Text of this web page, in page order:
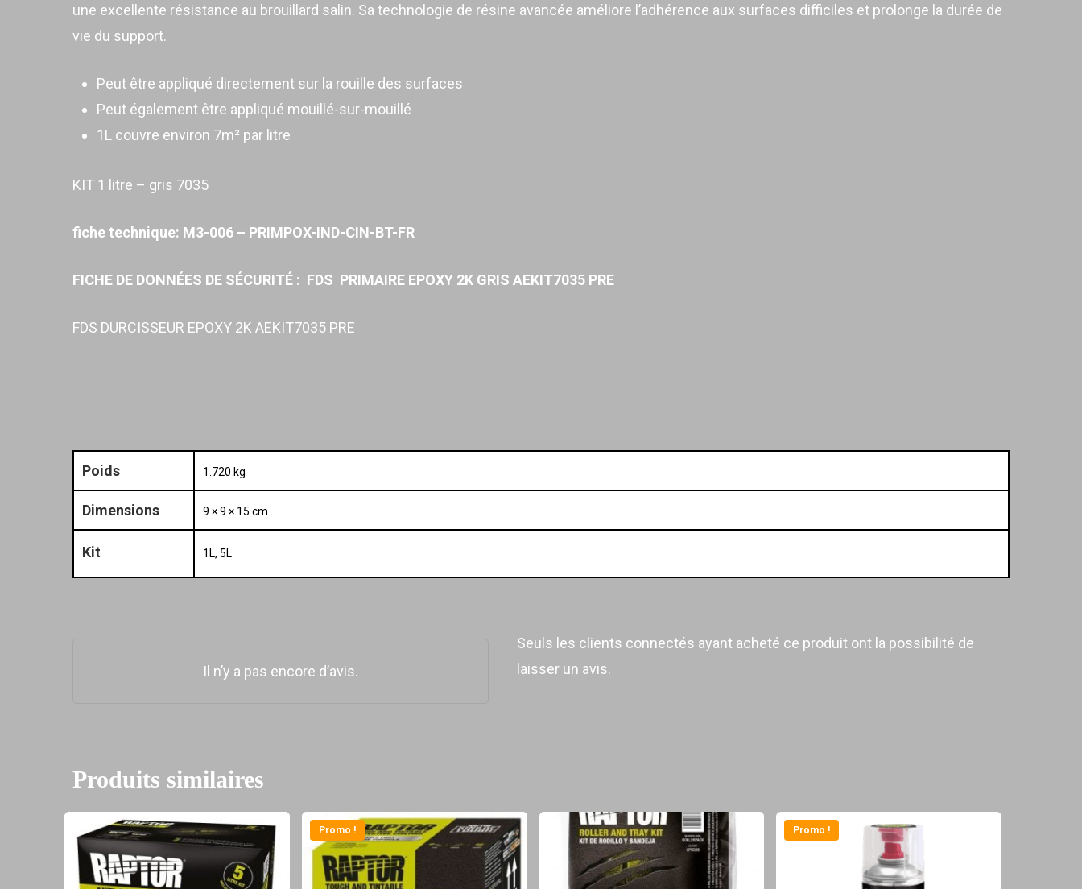
une excellente résistance au brouillard salin. Sa technologie de résine avancée améliore l’adhérence aux surfaces difficiles et prolonge la durée de
vie du support.
Peut être appliqué directement sur la rouille des surfaces
Peut également être appliqué mouillé-sur-mouillé
1L couvre environ 7m² par litre
KIT 1 litre – gris 7035
fiche technique: M3-006 – PRIMPOX-IND-CIN-BT-FR
FICHE DE DONNÉES DE SÉCURITÉ : FDS PRIMAIRE EPOXY 2K GRIS AEKIT7035 PRE
FDS DURCISSEUR EPOXY 2K AEKIT7035 PRE
Poids 1.720 kg
Dimensions 9 × 9 × 15 cm
Kit 1L, 5L
Il n’y a pas encore d’avis.
Seuls les clients connectés ayant acheté ce produit ont la possibilité de
laisser un avis.
Produits similaires
Promo ! Promo !